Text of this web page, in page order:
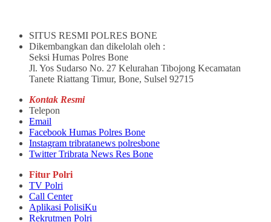
SITUS RESMI POLRES BONE
Dikembangkan dan dikelolah oleh :
Seksi Humas Polres Bone
Jl. Yos Sudarso No. 27 Kelurahan Tibojong Kecamatan
Tanete Riattang Timur, Bone, Sulsel 92715
Kontak Resmi
Telepon
Email
Facebook Humas Polres Bone
Instagram tribratanews polresbone
Twitter Tribrata News Res Bone
Fitur Polri
TV Polri
Call Center
Aplikasi PolisiKu
Rekrutmen Polri